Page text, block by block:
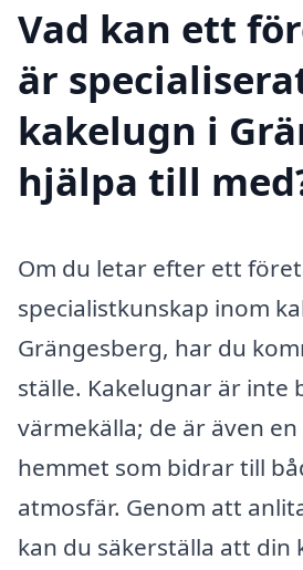
Vad kan ett
är
kakelugn i
hjälpa till
Om du letar efter ett
specialistkunskap inom
Grängesberg, har du
ställe. Kakelugnar är inte
värmekälla; de är även
hemmet som bidrar till
atmosfär. Genom att
kan du säkerställa att din